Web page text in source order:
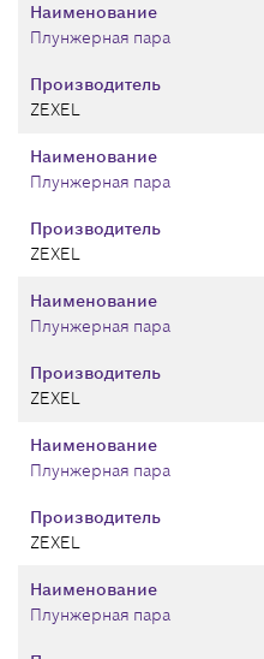
Производитель
ZEXEL
Наименование
Плунжерная пара
Производитель
ZEXEL
Наименование
Плунжерная пара
Производитель
ZEXEL
Наименование
Плунжерная пара
Производитель
ZEXEL
Наименование
Плунжерная пара
Наименование
Плунжерная пара